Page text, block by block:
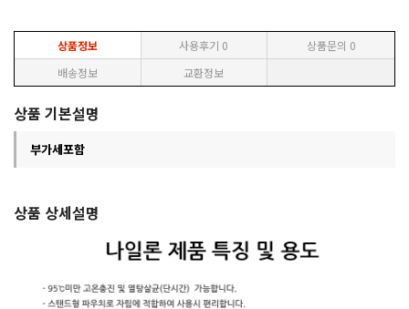
상품정보 사용후기 0 상품문의 0
배송정보
교환정보
상품 기본설명
부가세포함
상품 상세설명